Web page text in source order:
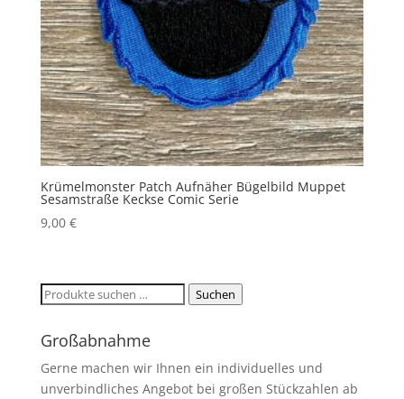
Krümelmonster Patch Aufnäher Bügelbild Muppet
Sesamstraße Keckse Comic Serie
9,00 €
Suchen
Suchen
Großabnahme
Gerne machen wir Ihnen ein individuelles und
unverbindliches Angebot bei großen Stückzahlen ab